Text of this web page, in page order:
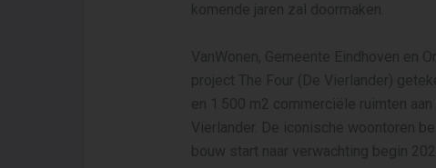
komende jaren zal doormaken.
VanWonen, Gemeente Eindhoven en
project The Four (De Vierlander)
en 1.500 m2 commerciële ruimten
Vierlander. De iconische woontoren
bouw start naar verwachting begin